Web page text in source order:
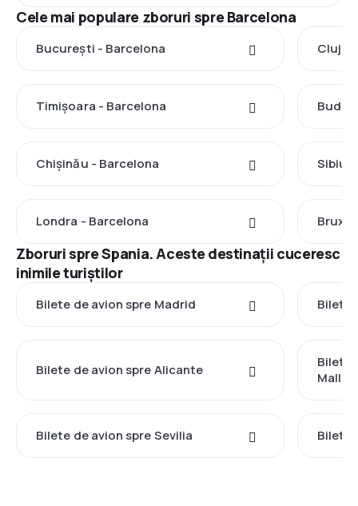
Cele mai populare zboruri spre Barcelona
București - Barcelona Cluj-
Timișoara - Barcelona
Chișinău - Barcelona Sibiu
Londra - Barcelona
Zboruri spre Spania. Aceste destinații cuceresc
inimile turiștilor
Bilete de avion spre Madrid Bilete
Bilete de avion spre Alicante
Bilete
Bilete de avion spre Sevilia Bilete